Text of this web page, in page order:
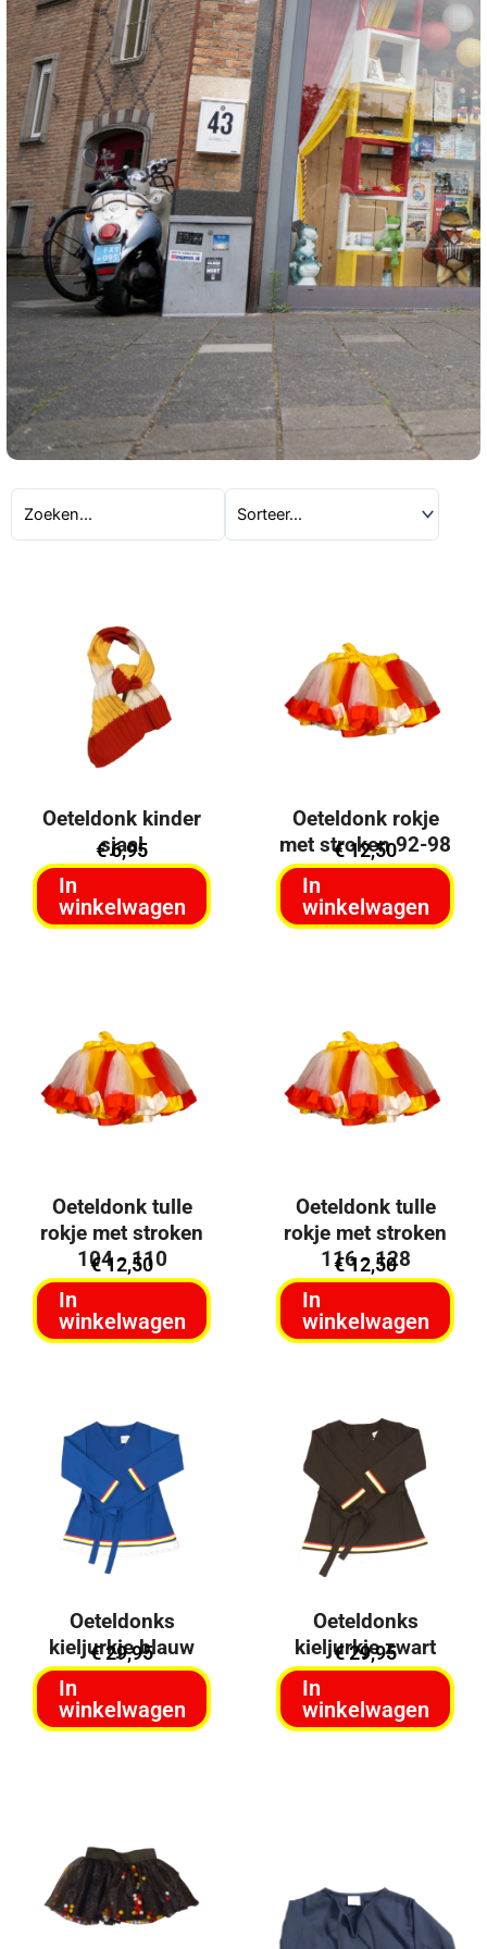
Oeteldonk kinder
sjaal
€6,95
In
winkelwagen
Oeteldonk rokje
met stroken 92-98
€12,50
In
winkelwagen
Oeteldonk tulle
rokje met stroken
104 - 110
€12,50
In
winkelwagen
Oeteldonk tulle
rokje met stroken
116 - 128
€12,50
In
winkelwagen
Oeteldonks
kieljurkje blauw
€29,95
In
winkelwagen
Oeteldonks
kieljurkje zwart
€29,95
In
winkelwagen